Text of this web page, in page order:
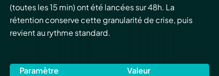
(toutes les 15 min) ont été lancées sur 48h. La
rétention conserve cette granularité de crise, puis
revient au rythme standard.
Paramètre Valeur